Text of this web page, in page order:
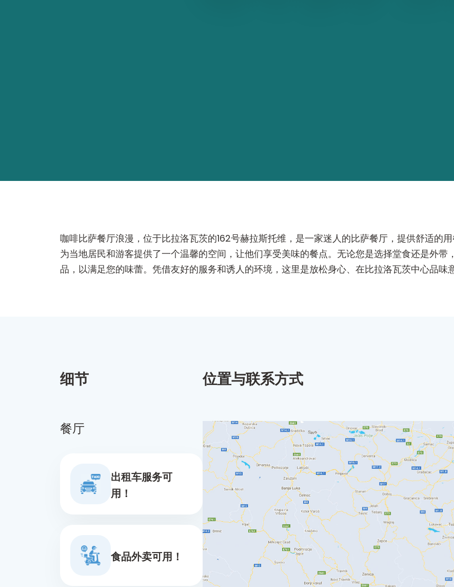
咖啡比萨餐厅浪漫，位于比拉洛瓦茨的162号赫拉斯托维，是一家迷人的比萨餐厅，提供舒适的
为当地居民和游客提供了一个温馨的空间，让他们享受美味的餐点。无论您是选择堂食还是外
品，以满足您的味蕾。凭借友好的服务和诱人的环境，这里是放松身心、在比拉洛瓦茨中心品味
细节
餐厅
出租车服务可
用！
食品外卖可用！
位置与联系方式